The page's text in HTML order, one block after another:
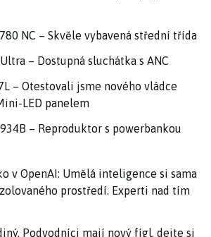
NC – Skvěle vybavená střední třída
– Dostupná sluchátka s ANC
– Otestovali jsme nového vládce
LED panelem
– Reproduktor s powerbankou
v OpenAI: Umělá inteligence si sama
prostředí. Experti nad tím
Podvodníci mají nový fígl, dejte si